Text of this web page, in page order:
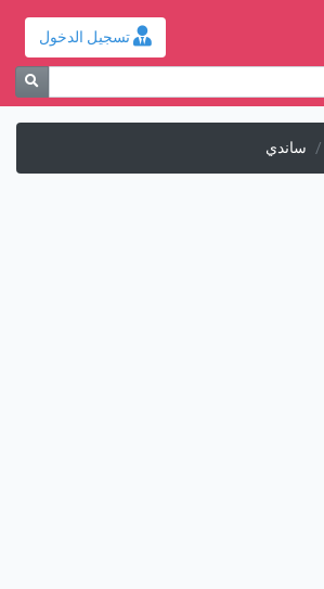
تسجيل الدخول
ساندي